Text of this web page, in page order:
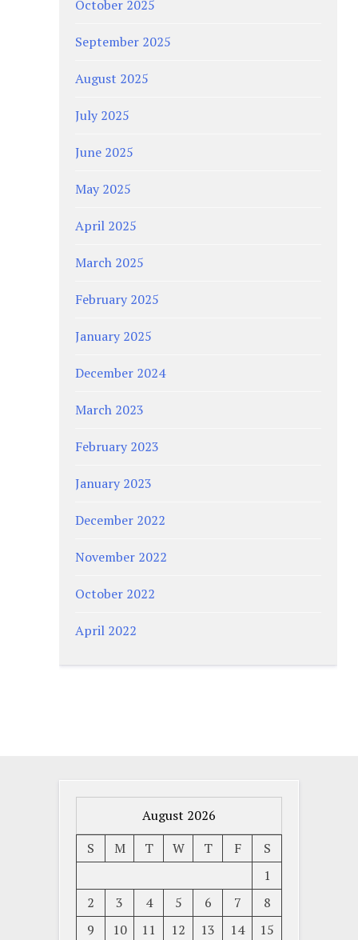
October 2025
September 2025
August 2025
July 2025
June 2025
May 2025
April 2025
March 2025
February 2025
January 2025
December 2024
March 2023
February 2023
January 2023
December 2022
November 2022
October 2022
April 2022
August 2026
S
M T W T F
S
1
2
3 4 5 6 7
8
9
10 11 12 13 14 15